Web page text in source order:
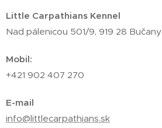
Little Carpathians Kennel
Nad pálenicou 501/9, 919 28 Bučany
Mobil:
+421 902 407 270
E-mail
info@littlecarpathians.sk